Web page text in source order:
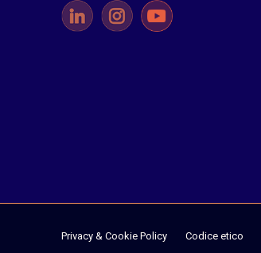
Privacy & Cookie Policy Codice etico